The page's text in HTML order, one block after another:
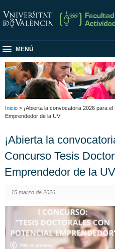
MENÚ
Inicio > ¡Abierta la convocatoria 2026 para
Emprendedor de la UV!
¡Abierta la
Concurso Tesis
Emprendedor de la
15 marzo de 2026